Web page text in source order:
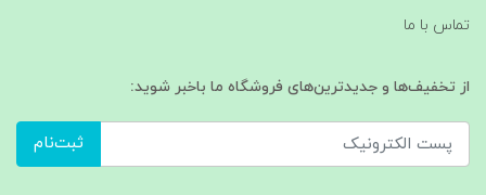
تماس با ما
از تخفیف‌ها و جدیدترین‌های فروشگاه ما باخبر شوید:
ثبت‌نام